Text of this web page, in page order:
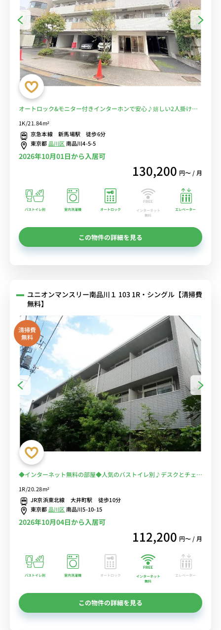
オートロック&モニター付きインターホンで安心♪嬉しい2人掛けソ
1K/21.84m²
京急本線 新馬場駅 徒歩6分
東京都品川区南品川4-5-5
2026年10月01日から入居可
130,200 円〜 / 月
バストイレ別 室内洗濯機 オートロック
インターネット
無料
エレベーター
この物件の詳細を見る
ユニオンマンスリー南品川１ 103 1R・シングル【清掃費
無料】
清掃費
無料
◆インターネット無料の部屋◆人気のバストイレ別♪デスクとチェア
1R/20.28m²
JR京浜東北線 大井町駅 徒歩10分
東京都品川区南品川5-10-15
2026年10月04日から入居可
112,200 円〜 / 月
バストイレ別 室内洗濯機 オートロック
インターネット
無料
エレベーター
この物件の詳細を見る